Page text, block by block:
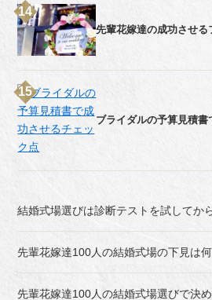
先輩花嫁達の成功させる
ブライダルの予算見積
結婚式場選びは診断テストを試してか
先輩花嫁達100人の結婚式場の下見は
先輩花嫁達100人の結婚式場選びで決